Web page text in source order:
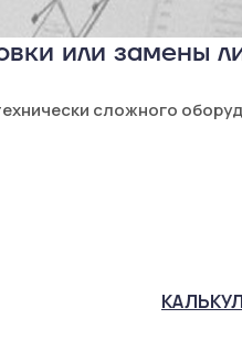
или замены
сложного